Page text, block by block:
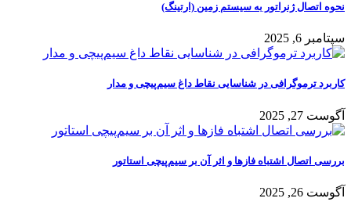
نحوه اتصال ژنراتور به سیستم زمین (ارتینگ)
سپتامبر 6, 2025
کاربرد ترموگرافی در شناسایی نقاط داغ سیم‌پیچی و مدار
آگوست 27, 2025
بررسی اتصال اشتباه فازها و اثر آن بر سیم‌پیچی استاتور
آگوست 26, 2025